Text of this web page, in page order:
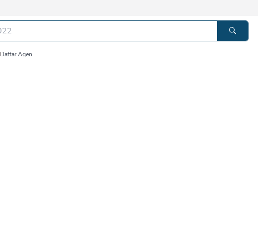
Daftar Agen